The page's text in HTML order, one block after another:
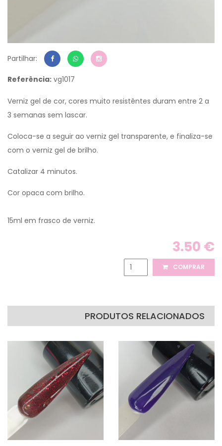
Partilhar:
Referência: vg1017
Verniz gel de cor, cores muito resistêntes duram entre 2 a
3 semanas sem lascar.
Coloca-se a seguir ao verniz gel transparente, e finaliza-se
com o verniz gel de brilho.
Catalizar 4 minutos.
Cor opaca com brilho.
15ml em frasco de verniz.
3.50 €
COMPRAR
PRODUTOS RELACIONADOS